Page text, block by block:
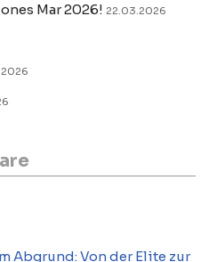
Mar 2026! 22.03.2026
Abgrund: Von der Elite zur